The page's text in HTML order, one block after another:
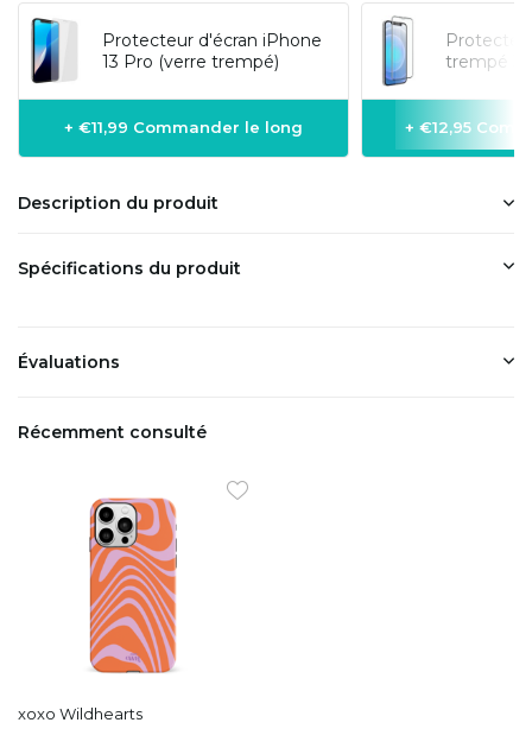
Protecteur d'écran iPhone
13 Pro (verre trempé)
+ €11,99 Commander le long
trempé
+ €12,95
Description du produit
Spécifications du produit
Évaluations
Récemment consulté
xoxo Wildhearts